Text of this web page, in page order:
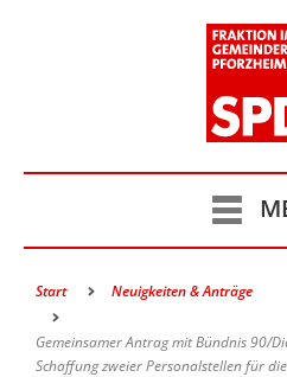
Start Neuigkeiten & Anträge
Gemeinsamer Antrag mit Bündnis 90/
Schaffung zweier Personalstellen für